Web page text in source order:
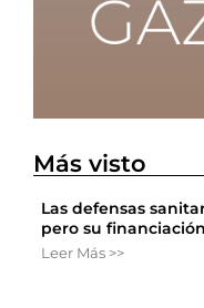
Más visto
Las defensas
pero su
Leer Más >>